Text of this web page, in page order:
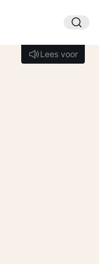
Lees voor
Lees voor